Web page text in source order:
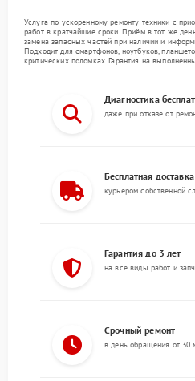
Услуга по ускоренному ремонту техники с
работ в кратчайшие сроки. Приём в тот же
замена запасных частей при наличии и
Подходит для смартфонов, ноутбуков,
критических поломках. Гарантия на
Диагностика
даже при отказе от
Бесплатная доставка
курьером собственной
Гарантия до 3 лет
на все виды работ и
Срочный ремонт
в день обращения от 30